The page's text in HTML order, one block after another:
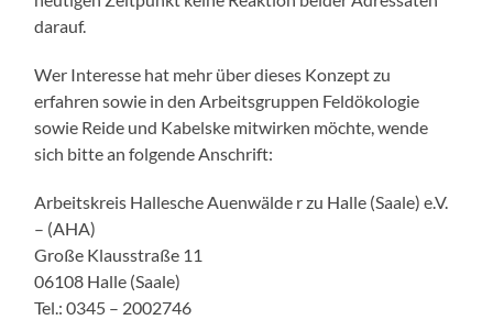
darauf.
Wer Interesse hat mehr über dieses Konzept zu
erfahren sowie in den Arbeitsgruppen Feldökologie
sowie Reide und Kabelske mitwirken möchte, wende
sich bitte an folgende Anschrift:
Arbeitskreis Hallesche Auenwälde r zu Halle (Saale) e.V.
– (AHA)
Große Klausstraße 11
06108 Halle (Saale)
Tel.: 0345 – 2002746